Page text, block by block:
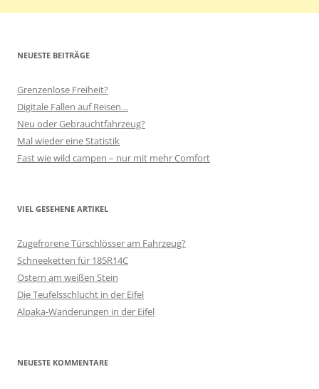
NEUESTE BEITRÄGE
Grenzenlose Freiheit?
Digitale Fallen auf Reisen…
Neu oder Gebrauchtfahrzeug?
Mal wieder eine Statistik
Fast wie wild campen – nur mit mehr Comfort
VIEL GESEHENE ARTIKEL
Zugefrorene Türschlösser am Fahrzeug?
Schneeketten für 185R14C
Ostern am weißen Stein
Die Teufelsschlucht in der Eifel
Alpaka-Wanderungen in der Eifel
NEUESTE KOMMENTARE